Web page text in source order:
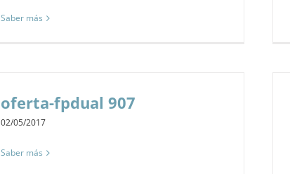
Saber más
oferta-fpdual 907
02/05/2017
Saber más